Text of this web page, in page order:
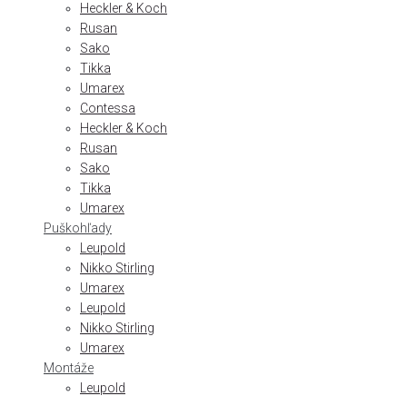
Heckler & Koch
Rusan
Sako
Tikka
Umarex
Contessa
Heckler & Koch
Rusan
Sako
Tikka
Umarex
Puškohľady
Leupold
Nikko Stirling
Umarex
Leupold
Nikko Stirling
Umarex
Montáže
Leupold